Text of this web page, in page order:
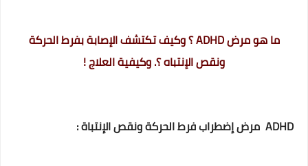
ما هو مرض ADHD ؟ وكيف تكتشف الإصابة بفرط الحركة
ونقص الإنتباه ؟. وكيفية العلاج !
ADHD مرض إضطراب فرط الحركة ونقص الإنتباة :